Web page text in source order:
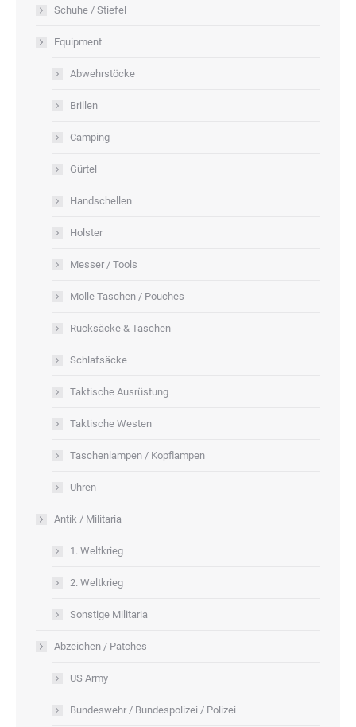
Schuhe / Stiefel
Equipment
Abwehrstöcke
Brillen
Camping
Gürtel
Handschellen
Holster
Messer / Tools
Molle Taschen / Pouches
Rucksäcke & Taschen
Schlafsäcke
Taktische Ausrüstung
Taktische Westen
Taschenlampen / Kopflampen
Uhren
Antik / Militaria
1. Weltkrieg
2. Weltkrieg
Sonstige Militaria
Abzeichen / Patches
US Army
Bundeswehr / Bundespolizei / Polizei